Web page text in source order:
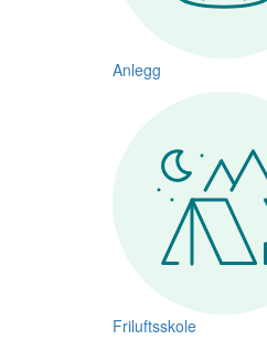
Anlegg
Friluftsskole